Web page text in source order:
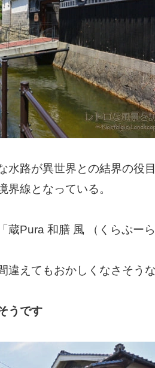
水路が異世界との結界の役
界線となっている。
蔵Pura 和膳 風 （くらぷー
違えてもおかしくなさそうな
うです